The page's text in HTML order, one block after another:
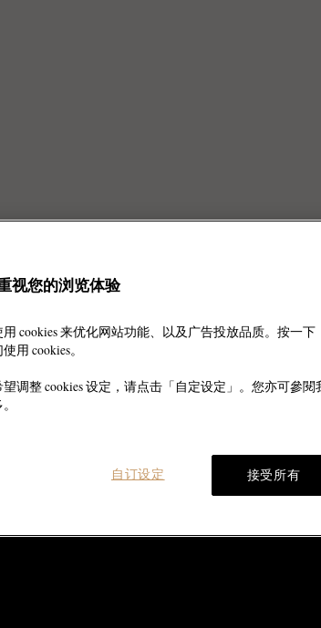
视您的浏览体验
用 cookies 来优化网站功能、以及广告投放品质。按一
用 cookies。
望调整 cookies 设定，请点击「自定设定」。您亦可參
接受所有
自订设定